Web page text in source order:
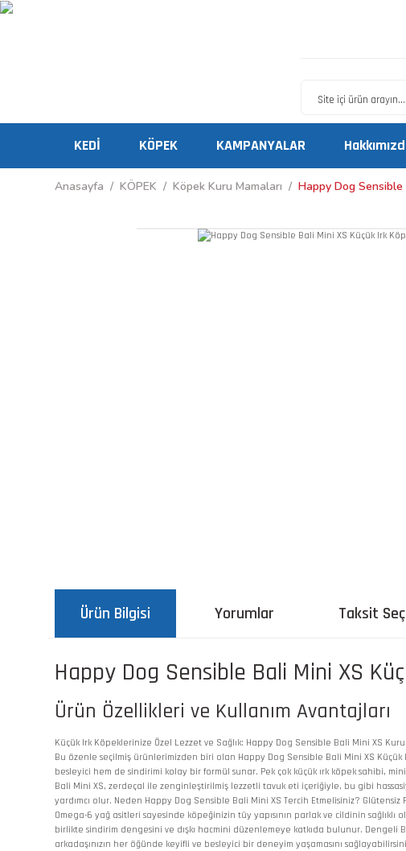
KEDİ KÖPEK KAMPANYALAR
Anasayfa KÖPEK Köpek Kuru Mamaları Happy Dog Sensible
Ürün Bilgisi Yorumlar Taksit
Happy Dog Sensible Bali Mini XS
Ürün Özellikleri ve Kullanım Avantajları
Küçük Irk Köpeklerinize Özel Lezzet ve Sağlık: Happy Dog Sensible Bali Mini XS
Bu özenle seçilmiş ürünlerimizden biri olan Happy Dog Sensible Bali Mini XS Küçük
besleyici hem de sindirimi kolay bir formül sunar. Pek çok küçük ırk köpek sahibi,
Bali Mini XS, zerdeçal ile zenginleştirilmiş lezzetli tavuk eti içeriğiyle, bu gibi
yardımcı olur. Neden Happy Dog Sensible Bali Mini XS Tercih Etmelisiniz?
Omega-6 yağ asitleri sayesinde köpeğinizin tüy yapısının parlak ve cildinin
birlikte sindirim dengesini ve dışkı hacmini düzenlemeye katkıda bulunur. Dengeli
arkadaşınızın her öğünde keyifli ve besleyici bir deneyim yaşamasını